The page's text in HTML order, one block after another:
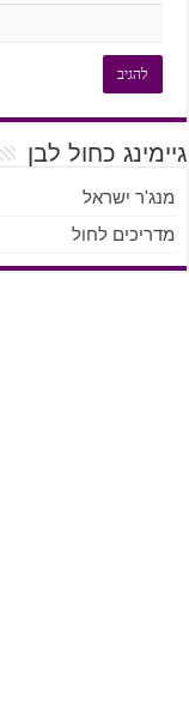
גיימינג כחול לבן
מנג'ר ישראל
מדריכים לחול